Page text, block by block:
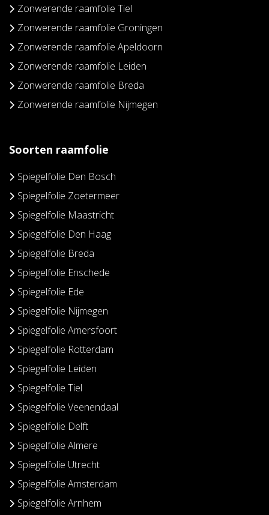
Zonwerende raamfolie Tiel
Zonwerende raamfolie Groningen
Zonwerende raamfolie Apeldoorn
Zonwerende raamfolie Leiden
Zonwerende raamfolie Breda
Zonwerende raamfolie Nijmegen
Soorten raamfolie
Spiegelfolie Den Bosch
Spiegelfolie Zoetermeer
Spiegelfolie Maastricht
Spiegelfolie Den Haag
Spiegelfolie Breda
Spiegelfolie Enschede
Spiegelfolie Ede
Spiegelfolie Nijmegen
Spiegelfolie Amersfoort
Spiegelfolie Rotterdam
Spiegelfolie Leiden
Spiegelfolie Tiel
Spiegelfolie Veenendaal
Spiegelfolie Delft
Spiegelfolie Almere
Spiegelfolie Utrecht
Spiegelfolie Amsterdam
Spiegelfolie Arnhem